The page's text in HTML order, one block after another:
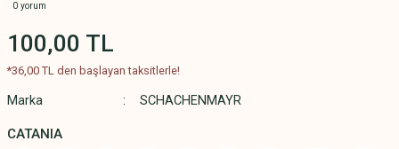
0 yorum
100,00 TL
*36,00 TL den başlayan taksitlerle!
Marka SCHACHENMAYR
CATANIA